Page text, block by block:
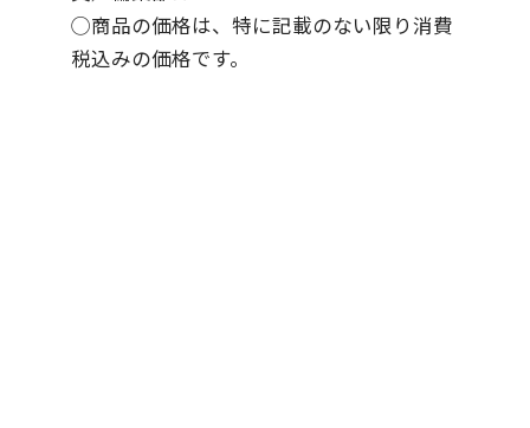
◯商品の価格は、特に記載のない限り消費
税込みの価格です。